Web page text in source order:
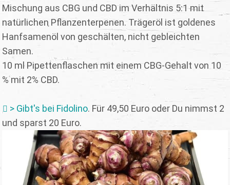
Mischung aus CBG und CBD im Verhältnis 5:1 mit
natürlichen Pflanzenterpenen. Trägeröl ist goldenes
Hanfsamenöl von geschälten, nicht gebleichten
Samen.
10 ml Pipettenflaschen mit einem CBG-Gehalt von 10
% mit 2% CBD.
> Gibt's bei Fidolino. Für 49,50 Euro oder Du nimmst 2
und sparst 20 Euro.